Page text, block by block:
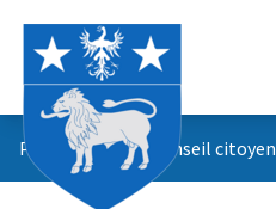
Propositions du conseil citoyen